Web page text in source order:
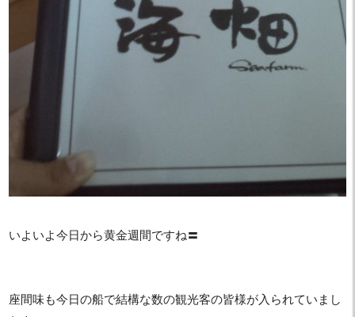
いよいよ今日から黄金週間ですね〓
座間味も今日の船で結構な数の観光客の皆様が入られていまし